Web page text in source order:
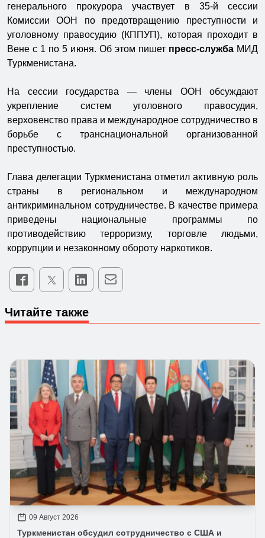
генерального прокурора участвует в 35-й сессии
Комиссии ООН по предотвращению преступности и
уголовному правосудию (КППУП), которая проходит в
Вене с 1 по 5 июня. Об этом пишет пресс-службаМИД
Туркменистана.
На сессии государства — члены ООН обсуждают
укрепление систем уголовного правосудия,
верховенство права и международное сотрудничество в
борьбе с транснациональной организованной
преступностью.
Глава делегации Туркменистана отметил активную роль
страны в региональном и международном
антикриминальном сотрудничестве. В качестве примера
приведены национальные программы по
противодействию терроризму, торговле людьми,
коррупции и незаконному обороту наркотиков.
Читайте также
09 Август 2026
Туркменистан обсудил сотрудничество с США и